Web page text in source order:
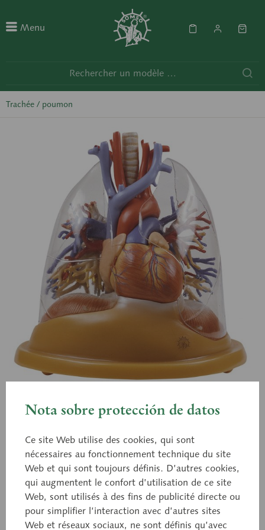
Menu
Trachée / poumon
Cœur-poumons – modèle de
table
d'après le Prof. J. A. Nakhosteen, M.D. Ce modèle
correspondant au 2/3 de la grandeur naturelle
Nota sobre protección de datos
Ce site Web utilise des cookies, qui sont
nécessaires au fonctionnement technique du site
Web et qui sont toujours définis. D’autres cookies,
qui augmentent le confort d’utilisation de ce site
Web, sont utilisés à des fins de publicité directe ou
pour simplifier l’interaction avec d’autres sites
Web et réseaux sociaux, ne sont définis qu’avec